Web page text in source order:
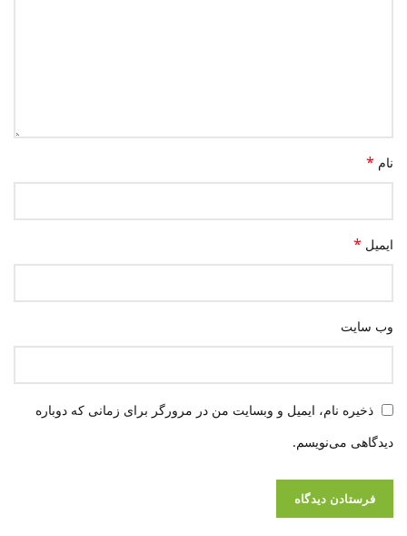
نام *
ایمیل *
وب‌ سایت
ذخیره نام، ایمیل و وبسایت من در مرورگر برای زمانی که دوباره
دیدگاهی می‌نویسم.